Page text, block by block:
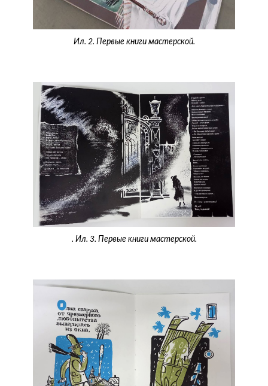
Ил. 2. Первые книги мастерской.
. Ил. 3. Первые книги мастерской.